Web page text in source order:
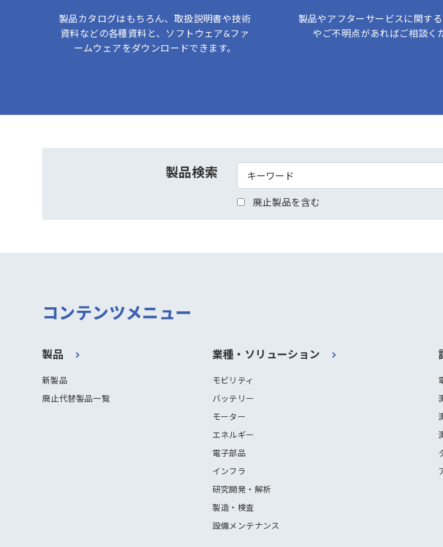
製品カタログはもちろん、取扱説明書や技術
資料などの各種資料と、ソフトウェア&ファ
ームウェアをダウンロードできます。
製品やアフターサービスに関す
やご不明点があればご相談く
製品検索
廃止製品を含む
コンテンツメニュー
製品
新製品
廃止代替製品一覧
業種・ソリューション
モビリティ
バッテリー
モーター
エネルギー
電子部品
インフラ
研究開発・解析
製造・検査
設備メンテナンス